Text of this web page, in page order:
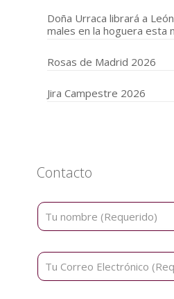
Doña Urraca librará a
males en la hoguera esta
Rosas de Madrid 2026
Jira Campestre 2026
Contacto